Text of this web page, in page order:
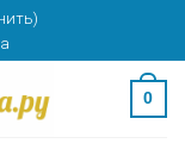
)
0